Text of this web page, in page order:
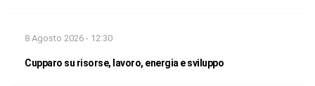
8 Agosto 2026 - 12:30
Cupparo su risorse, lavoro, energia e sviluppo